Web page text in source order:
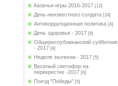
Казачьи игры 2016-2017 [12]
День неизвестного солдата [24]
Антикоррупционная политика [4]
День здоровья - 2017 [6]
Общереспубликанский субботник
- 2017 [4]
Неделя экологии - 2017 [5]
Веселый светофор на
перекрестке -2017 [6]
Поезд "Победы" [5]